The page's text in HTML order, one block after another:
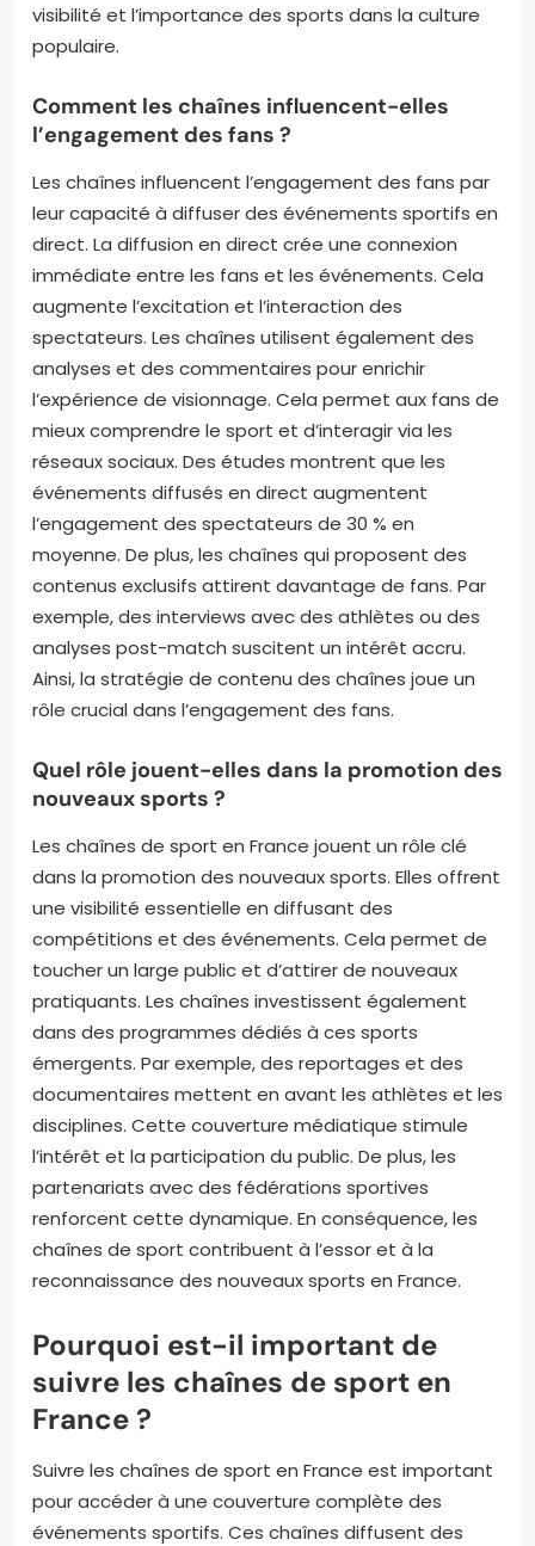
visibilité et l’importance des sports dans la culture
populaire.
Comment les chaînes influencent-elles
l’engagement des fans ?
Les chaînes influencent l’engagement des fans par
leur capacité à diffuser des événements sportifs en
direct. La diffusion en direct crée une connexion
immédiate entre les fans et les événements. Cela
augmente l’excitation et l’interaction des
spectateurs. Les chaînes utilisent également des
analyses et des commentaires pour enrichir
l’expérience de visionnage. Cela permet aux fans de
mieux comprendre le sport et d’interagir via les
réseaux sociaux. Des études montrent que les
événements diffusés en direct augmentent
l’engagement des spectateurs de 30 % en
moyenne. De plus, les chaînes qui proposent des
contenus exclusifs attirent davantage de fans. Par
exemple, des interviews avec des athlètes ou des
analyses post-match suscitent un intérêt accru.
Ainsi, la stratégie de contenu des chaînes joue un
rôle crucial dans l’engagement des fans.
Quel rôle jouent-elles dans la promotion des
nouveaux sports ?
Les chaînes de sport en France jouent un rôle clé
dans la promotion des nouveaux sports. Elles offrent
une visibilité essentielle en diffusant des
compétitions et des événements. Cela permet de
toucher un large public et d’attirer de nouveaux
pratiquants. Les chaînes investissent également
dans des programmes dédiés à ces sports
émergents. Par exemple, des reportages et des
documentaires mettent en avant les athlètes et les
disciplines. Cette couverture médiatique stimule
l’intérêt et la participation du public. De plus, les
partenariats avec des fédérations sportives
renforcent cette dynamique. En conséquence, les
chaînes de sport contribuent à l’essor et à la
reconnaissance des nouveaux sports en France.
Pourquoi est-il important de
suivre les chaînes de sport en
France ?
Suivre les chaînes de sport en France est important
pour accéder à une couverture complète des
événements sportifs. Ces chaînes diffusent des